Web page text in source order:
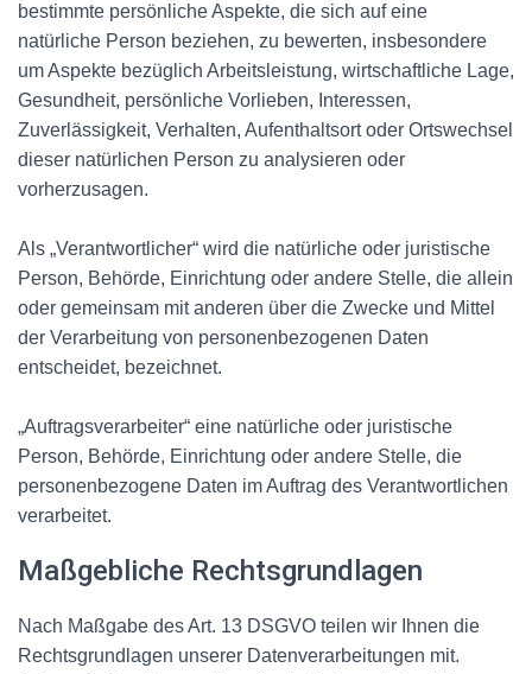
bestimmte persönliche Aspekte, die sich auf eine
natürliche Person beziehen, zu bewerten, insbesondere
um Aspekte bezüglich Arbeitsleistung, wirtschaftliche Lage,
Gesundheit, persönliche Vorlieben, Interessen,
Zuverlässigkeit, Verhalten, Aufenthaltsort oder Ortswechsel
dieser natürlichen Person zu analysieren oder
vorherzusagen.
Als „Verantwortlicher“ wird die natürliche oder juristische
Person, Behörde, Einrichtung oder andere Stelle, die allein
oder gemeinsam mit anderen über die Zwecke und Mittel
der Verarbeitung von personenbezogenen Daten
entscheidet, bezeichnet.
„Auftragsverarbeiter“ eine natürliche oder juristische
Person, Behörde, Einrichtung oder andere Stelle, die
personenbezogene Daten im Auftrag des Verantwortlichen
verarbeitet.
Maßgebliche Rechtsgrundlagen
Nach Maßgabe des Art. 13 DSGVO teilen wir Ihnen die
Rechtsgrundlagen unserer Datenverarbeitungen mit.